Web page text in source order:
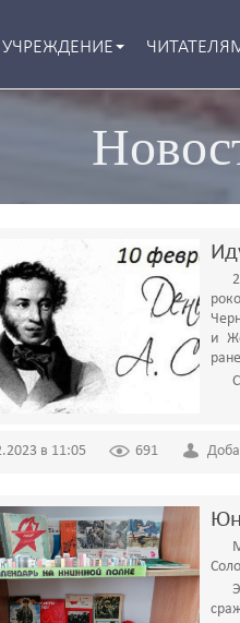
УЧРЕЖДЕНИЕ
и
в 11:05 691